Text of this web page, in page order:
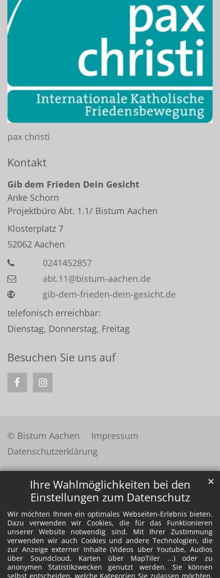
Ihre Wahlmöglichkeiten bei den
Einstellungen zum Datenschutz
Wir möchten Ihnen ein optimales Webseiten-Erlebnis bieten.
Dazu verwenden wir Cookies, die für das Funktionieren
unserer Website notwendig sind. Mit Ihrer Zustimmung
verwenden wir auch Cookies und andere Technologien, die
zur Anzeige externer Inhalte (Videos über Youtube, Audios
über Soundcloud, Karten über MapTiler ...) oder zu
anonymen Statistikzwecken genutzt werden. Sie können
selbst entscheiden, welche Kategorien Sie zulassen möchten.
✕
pax christi
Kontakt
Gib dem Frieden Dein Gesicht
Anke Schorn
Projektbüro Abt. 1.1/ Bistum Aachen
Klosterplatz 7
52062 Aachen
0241452857
abt.11@bistum-aachen.de
gib-dem-frieden-dein-gesicht.de
telefonisch erreichbar:
Dienstag, Donnerstag, Freitag
Besuchen Sie uns auf
© Bistum Aachen
Impressum
Datenschutzerklärung